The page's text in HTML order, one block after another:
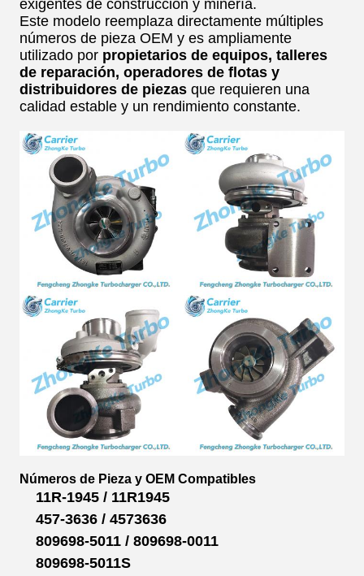
exigentes de construcción y minería.
Este modelo reemplaza directamente múltiples
números de pieza OEM y es ampliamente
utilizado por propietarios de equipos, talleres
de reparación, operadores de flotas y
distribuidores de piezas que requieren una
calidad estable y un rendimiento constante.
Números de Pieza y OEM Compatibles
11R-1945 / 11R1945
457-3636 / 4573636
809698-5011 / 809698-0011
809698-5011S